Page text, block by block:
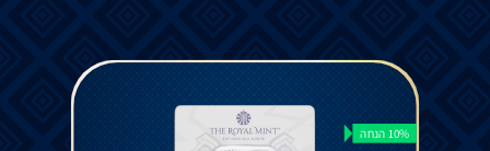
10% הנחה